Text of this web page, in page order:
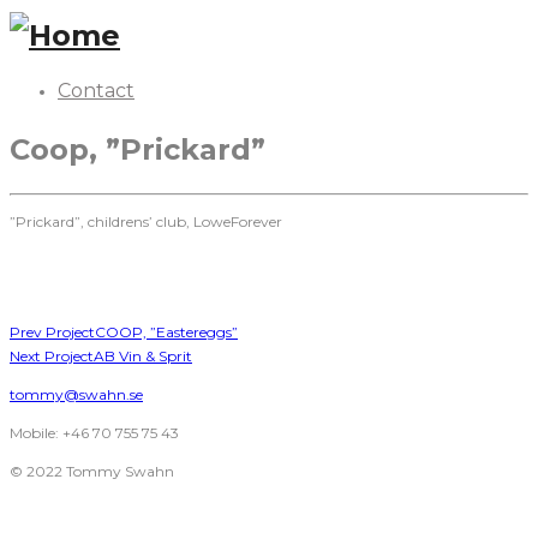
Contact
Coop, ”Prickard”
”Prickard”, childrens’ club, LoweForever
Prev ProjectCOOP, ”Eastereggs”
Next ProjectAB Vin & Sprit
tommy@swahn.se
Mobile: +46 70 755 75 43
© 2022 Tommy Swahn